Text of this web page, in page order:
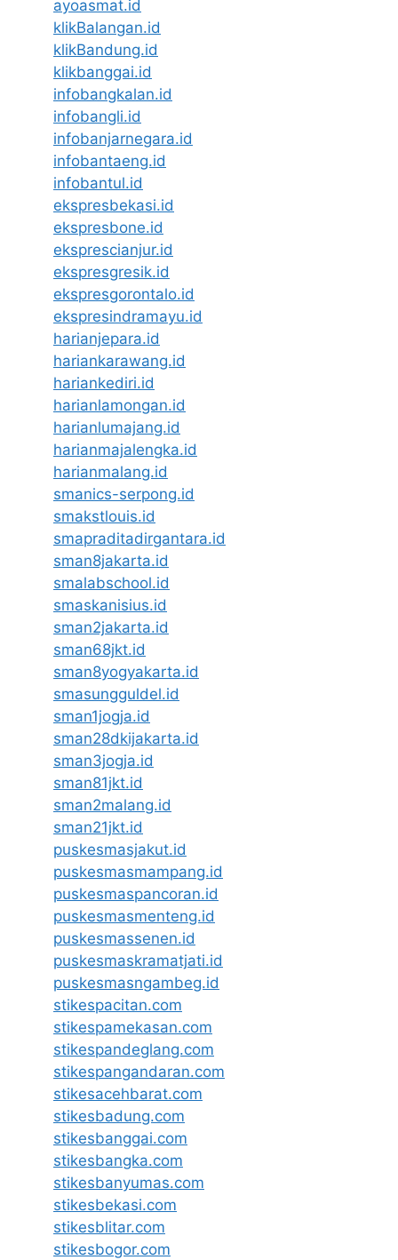
ayoasmat.id
klikBalangan.id
klikBandung.id
klikbanggai.id
infobangkalan.id
infobangli.id
infobanjarnegara.id
infobantaeng.id
infobantul.id
ekspresbekasi.id
ekspresbone.id
eksprescianjur.id
ekspresgresik.id
ekspresgorontalo.id
ekspresindramayu.id
harianjepara.id
hariankarawang.id
hariankediri.id
harianlamongan.id
harianlumajang.id
harianmajalengka.id
harianmalang.id
smanics-serpong.id
smakstlouis.id
smapraditadirgantara.id
sman8jakarta.id
smalabschool.id
smaskanisius.id
sman2jakarta.id
sman68jkt.id
sman8yogyakarta.id
smasungguldel.id
sman1jogja.id
sman28dkijakarta.id
sman3jogja.id
sman81jkt.id
sman2malang.id
sman21jkt.id
puskesmasjakut.id
puskesmasmampang.id
puskesmaspancoran.id
puskesmasmenteng.id
puskesmassenen.id
puskesmaskramatjati.id
puskesmasngambeg.id
stikespacitan.com
stikespamekasan.com
stikespandeglang.com
stikespangandaran.com
stikesacehbarat.com
stikesbadung.com
stikesbanggai.com
stikesbangka.com
stikesbanyumas.com
stikesbekasi.com
stikesblitar.com
stikesbogor.com